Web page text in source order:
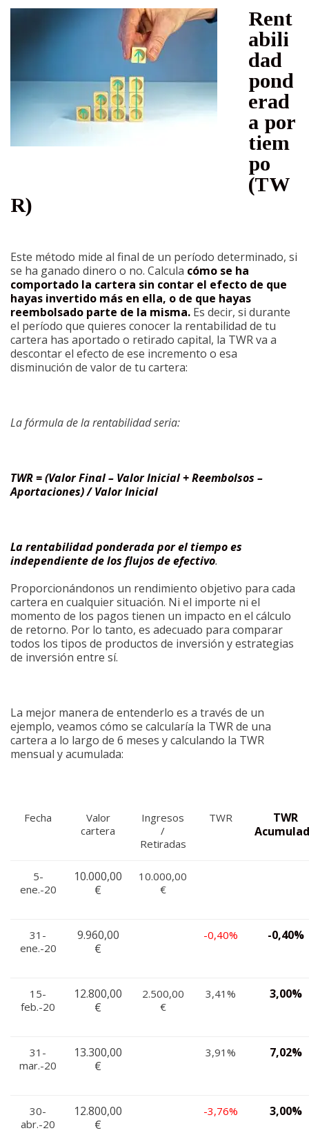
Rent
abili
dad
pond
erad
a por
tiem
po
(TW
R)
Este método mide al final de un período determinado, si
se ha ganado dinero o no. Calcula cómo se ha
comportado la cartera sin contar el efecto de que
hayas invertido más en ella, o de que hayas
reembolsado parte de la misma. Es decir, si durante
el período que quieres conocer la rentabilidad de tu
cartera has aportado o retirado capital, la TWR va a
descontar el efecto de ese incremento o esa
disminución de valor de tu cartera:
La fórmula de la rentabilidad seria:
TWR = (Valor Final – Valor Inicial + Reembolsos –
Aportaciones) / Valor Inicial
La rentabilidad ponderada por el tiempo es
independiente de los flujos de efectivo.
Proporcionándonos un rendimiento objetivo para cada
cartera en cualquier situación. Ni el importe ni el
momento de los pagos tienen un impacto en el cálculo
de retorno. Por lo tanto, es adecuado para comparar
todos los tipos de productos de inversión y estrategias
de inversión entre sí.
La mejor manera de entenderlo es a través de un
ejemplo, veamos cómo se calcularía la TWR de una
cartera a lo largo de 6 meses y calculando la TWR
mensual y acumulada:
Fecha
Valor
cartera
Ingresos
/
Retiradas
TWR
TWR
5-
ene.-20
10.000,00
€
10.000,00
€
31-
ene.-20
9.960,00
€
-0,40% -0,40%
15-
feb.-20
12.800,00
€
2.500,00
€
3,41% 3,00%
31-
mar.-20
13.300,00
€
3,91% 7,02%
30-
abr.-20
12.800,00
€
-3,76% 3,00%